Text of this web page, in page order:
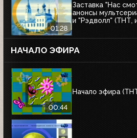
01:28
Заставка "Нас
анонсы
и "Рэдволл" (ТНТ,
НАЧАЛО ЭФИРА
00:44
Начало эфира